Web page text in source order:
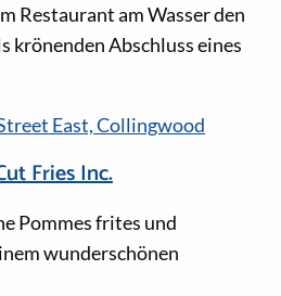
Restaurant am Wasser den
krönenden Abschluss eines
East, Collingwood
Fries Inc.
Pommes frites und
wunderschönen